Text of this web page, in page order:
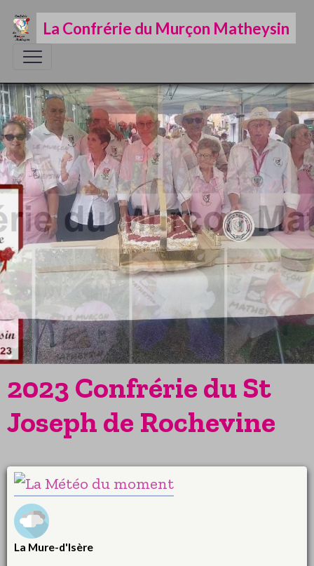
La Confrérie du Murçon Matheysin
2023 Confrérie du St
Joseph de Rochevine
La Mure-d'Isère